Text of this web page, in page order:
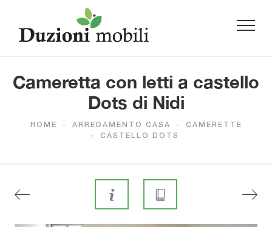
Cameretta con letti a castello
Dots di Nidi
HOME - ARREDAMENTO CASA -
CAMERETTE
-
CASTELLO DOTS